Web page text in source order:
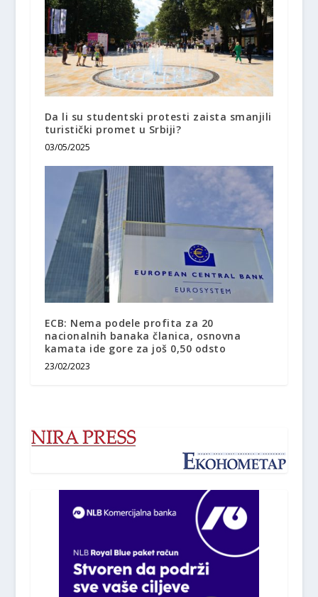
Da li su studentski protesti zaista smanjili
turistički promet u Srbiji?
03/05/2025
ECB: Nema podele profita za 20
nacionalnih banaka članica, osnovna
kamata ide gore za još 0,50 odsto
23/02/2023